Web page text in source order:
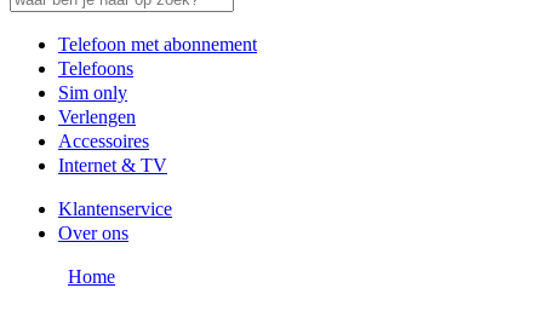
Telefoon met abonnement
Telefoons
Sim only
Verlengen
Accessoires
Internet & TV
Klantenservice
Over ons
Home